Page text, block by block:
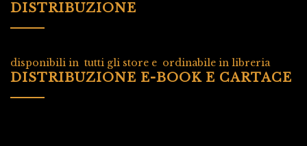
DISTRIBUZIONE
disponibili in tutti gli store e ordinabile in libreria
DISTRIBUZIONE E-BOOK E CARTACE